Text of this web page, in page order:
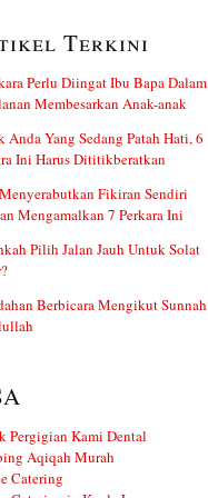
Terkini
Perlu Diingat Ibu Bapa Dalam
Membesarkan Anak-anak
Anda Yang Sedang Patah Hati, 6
Ini Harus Dititikberatkan
Fikiran Sendiri
Mengamalkan 7 Perkara Ini
Pilih Jalan Jauh Untuk Solat
Berbicara Mengikut Sunnah
Pergigian Kami Dental
Aqiqah Murah
Catering